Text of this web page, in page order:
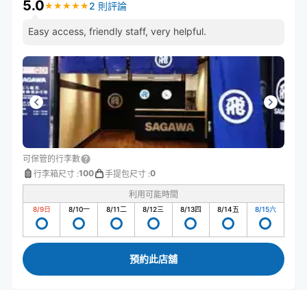
5.0★ ★ ★ ★ ★
★ ★ ★ ★ ★ 2 則評論
Easy access, friendly staff, very helpful.
可保管的行李數
行李箱尺寸 :100 手提包尺寸 :0
利用可能時間
8/9日 8/10一 8/11二 8/12三 8/13四 8/14五 8/15六
預約此店舖